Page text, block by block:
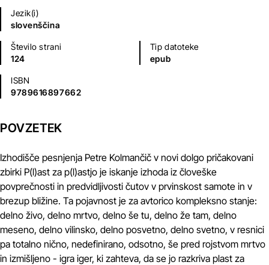
Jezik(i)
slovenščina
Število strani
124
Tip datoteke
epub
ISBN
9789616897662
POVZETEK
Izhodišče pesnjenja Petre Kolmančič v novi dolgo pričakovani
zbirki P(l)ast za p(l)astjo je iskanje izhoda iz človeške
povprečnosti in predvidljivosti čutov v prvinskost samote in v
brezup bližine. Ta pojavnost je za avtorico kompleksno stanje:
delno živo, delno mrtvo, delno še tu, delno že tam, delno
meseno, delno vilinsko, delno posvetno, delno svetno, v resnici
pa totalno nično, nedefinirano, odsotno, še pred rojstvom mrtvo
in izmišljeno - igra iger, ki zahteva, da se jo razkriva plast za